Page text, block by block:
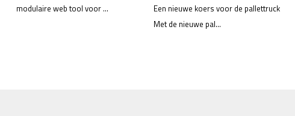
modulaire web tool voor ...
Een nieuwe koers voor de pallettruck
Met de nieuwe pal...